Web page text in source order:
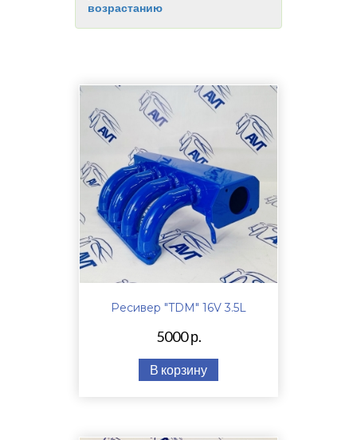
возрастанию
Ресивер "TDM" 16V 3.5L
5000 р.
В корзину